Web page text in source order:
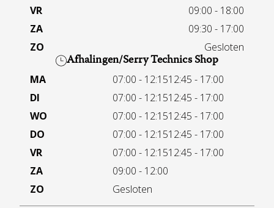
VR
09:00 - 18:00
ZA
09:30 - 17:00
ZO
Gesloten
Afhalingen/Serry Technics Shop
MA 07:00 - 12:1512:45 - 17:00
DI
07:00 - 12:1512:45 - 17:00
WO
07:00 - 12:1512:45 - 17:00
DO
07:00 - 12:1512:45 - 17:00
VR
07:00 - 12:1512:45 - 17:00
ZA
09:00 - 12:00
ZO
Gesloten